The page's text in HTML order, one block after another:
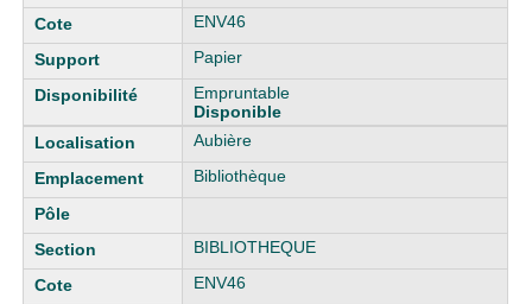
ENV46
Papier
Empruntable
Disponible
Aubière
Bibliothèque
BIBLIOTHEQUE
ENV46